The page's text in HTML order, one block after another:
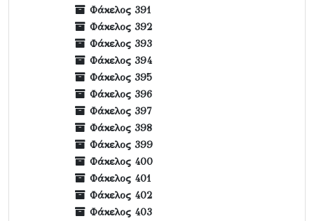
Φάκελος 391
Φάκελος 392
Φάκελος 393
Φάκελος 394
Φάκελος 395
Φάκελος 396
Φάκελος 397
Φάκελος 398
Φάκελος 399
Φάκελος 400
Φάκελος 401
Φάκελος 402
Φάκελος 403